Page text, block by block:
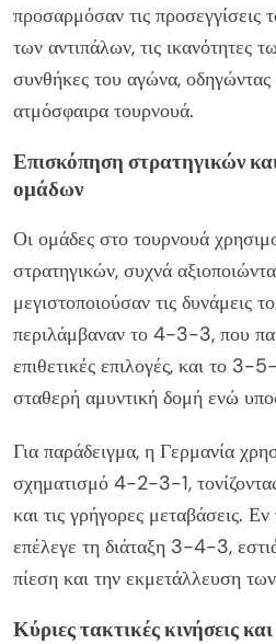
προσαρμόσαν τις προσεγγίσεις
των αντιπάλων, τις ικανότητες
συνθήκες του αγώνα, οδηγώντας
ατμόσφαιρα τουρνουά.
Επισκόπηση στρατηγικών
ομάδων
Οι ομάδες στο τουρνουά
στρατηγικών, συχνά
μεγιστοποιούσαν τις δυνάμεις
περιλάμβαναν το 4-3-3, που
επιθετικές επιλογές, και το 3-
σταθερή αμυντική δομή ενώ
Για παράδειγμα, η Γερμανία
σχηματισμό 4-2-3-1,
και τις γρήγορες μεταβάσεις.
επέλεγε τη διάταξη 3-4-3,
πίεση και την εκμετάλλευση
Κύριες τακτικές κινήσεις